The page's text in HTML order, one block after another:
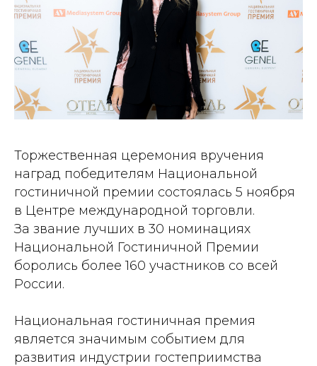
Торжественная церемония вручения
наград победителям Национальной
гостиничной премии состоялась 5 ноября
в Центре международной торговли.
За звание лучших в 30 номинациях
Национальной Гостиничной Премии
боролись более 160 участников со всей
России.
Национальная гостиничная премия
является значимым событием для
развития индустрии гостеприимства